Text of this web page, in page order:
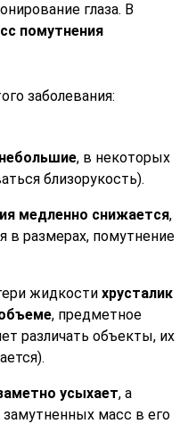
глаза. В
помутнения
заболевания:
, в некоторых
близорукость).
медленно снижается,
в размерах, помутнение
жидкостихрусталик
, предметное
различать объекты, их
усыхает, а
замутненных масс в его